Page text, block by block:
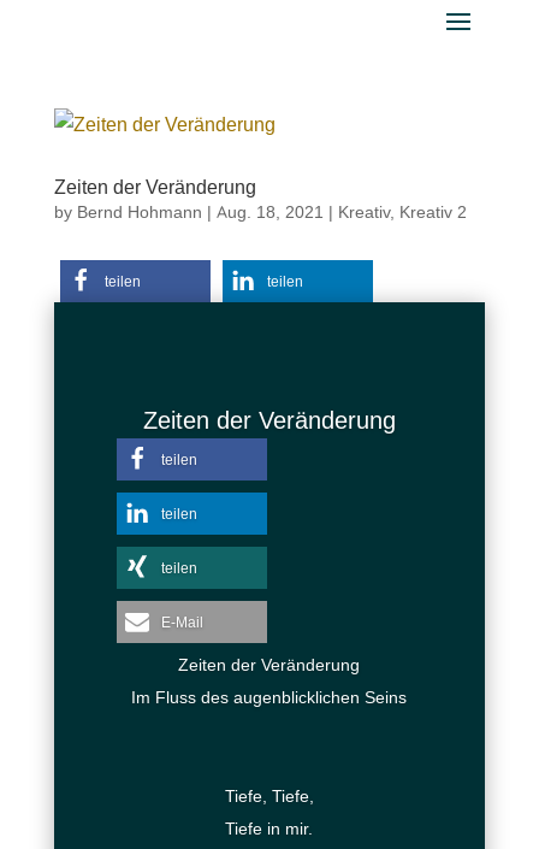
Zeiten der Veränderung
by Bernd Hohmann | Aug. 18, 2021 | Kreativ, Kreativ 2
teilen teilen
Zeiten der Veränderung
teilen
teilen
teilen
E-Mail
Zeiten der Veränderung
Im Fluss des augenblicklichen Seins
Tiefe, Tiefe,
Tiefe in mir.